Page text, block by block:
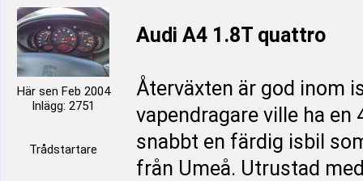
Här sen Feb 2004
Inlägg: 2751
Trådstartare
Audi A4 1.8T quattro
Återväxten är god inom
vapendragare ville ha
snabbt en färdig isbil
från Umeå. Utrustad